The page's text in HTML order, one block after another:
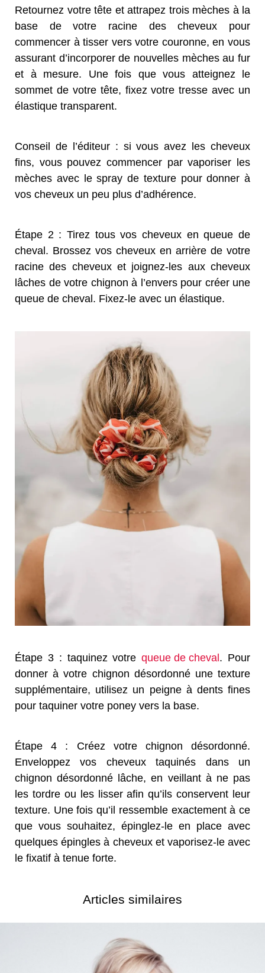
Retournez votre tête et attrapez trois mèches à la
base de votre racine des cheveux pour
commencer à tisser vers votre couronne, en vous
assurant d’incorporer de nouvelles mèches au fur
et à mesure. Une fois que vous atteignez le
sommet de votre tête, fixez votre tresse avec un
élastique transparent.
Conseil de l’éditeur : si vous avez les cheveux
fins, vous pouvez commencer par vaporiser les
mèches avec le spray de texture pour donner à
vos cheveux un peu plus d’adhérence.
Étape 2 : Tirez tous vos cheveux en queue de
cheval. Brossez vos cheveux en arrière de votre
racine des cheveux et joignez-les aux cheveux
lâches de votre chignon à l’envers pour créer une
queue de cheval. Fixez-le avec un élastique.
Étape 3 : taquinez votrequeue de cheval . Pour
donner à votre chignon désordonné une texture
supplémentaire, utilisez un peigne à dents fines
pour taquiner votre poney vers la base.
Étape 4 : Créez votre chignon désordonné.
Enveloppez vos cheveux taquinés dans un
chignon désordonné lâche, en veillant à ne pas
les tordre ou les lisser afin qu’ils conservent leur
texture. Une fois qu’il ressemble exactement à ce
que vous souhaitez, épinglez-le en place avec
quelques épingles à cheveux et vaporisez-le avec
le fixatif à tenue forte.
Articles similaires